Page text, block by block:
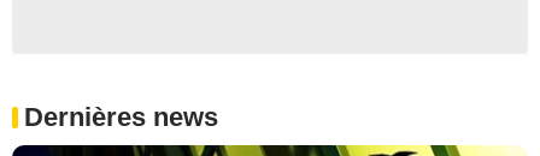
Dernières news